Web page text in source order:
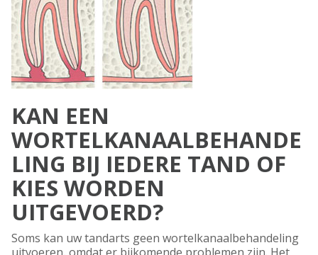
KAN EEN
WORTELKANAALBEHANDE
LING BIJ IEDERE TAND OF
KIES WORDEN
UITGEVOERD?
Soms kan uw tandarts geen wortelkanaalbehandeling